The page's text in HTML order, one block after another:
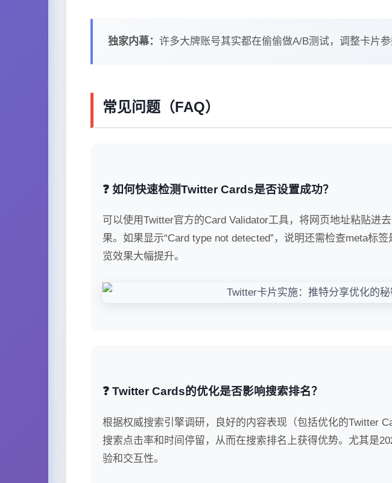
独家内幕： 许多大牌账号其实都在偷偷做A/B测试，调整卡片
常见问题（FAQ）
❓ 如何快速检测Twitter Cards是否设置成功？
可以使用Twitter官方的Card Validator工具，将网页地址粘贴进
果。如果显示“Card type not detected”，说明还需检查meta标
览效果大幅提升。
❓ Twitter Cards的优化是否影响搜索排名？
根据权威搜索引擎调研，良好的内容表现（包括优化的Twitter
搜索点击率和时间停留，从而在搜索排名上获得优势。尤其是
验和交互性。